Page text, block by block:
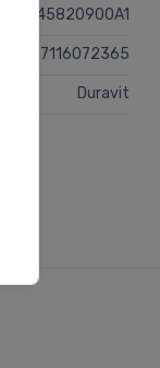
45820900A1
4067116072365
Duravit